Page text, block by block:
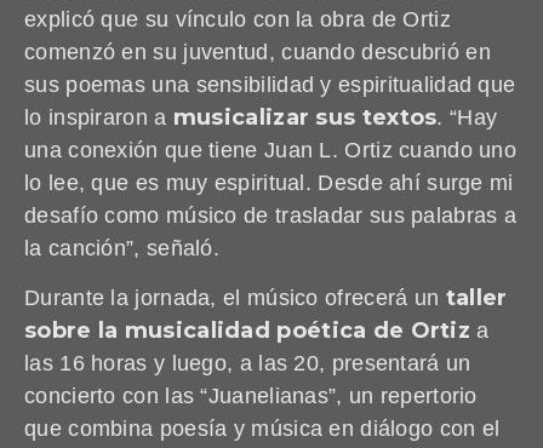
explicó que su vínculo con la obra de Ortiz
comenzó en su juventud, cuando descubrió en
sus poemas una sensibilidad y espiritualidad que
lo inspiraron a musicalizar sus textos. “Hay
una conexión que tiene Juan L. Ortiz cuando uno
lo lee, que es muy espiritual. Desde ahí surge mi
desafío como músico de trasladar sus palabras a
la canción”, señaló.
Durante la jornada, el músico ofrecerá un taller
sobre la musicalidad poética de Ortiz a
las 16 horas y luego, a las 20, presentará un
concierto con las “Juanelianas”, un repertorio
que combina poesía y música en diálogo con el